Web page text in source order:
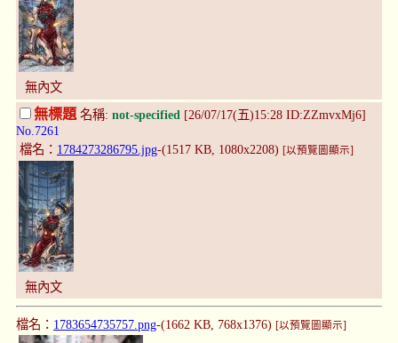
無內文
無標題名稱: not-specified [26/07/17(五)15:28 ID:ZZmvxMj6]
No.7261
檔名： 1784273286795.jpg-(1517 KB, 1080x2208) [以預覽圖顯示]
無內文
檔名： 1783654735757.png-(1662 KB, 768x1376) [以預覽圖顯示]